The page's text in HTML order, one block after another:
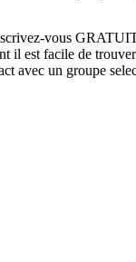
vous
il est facile de
avec un groupe